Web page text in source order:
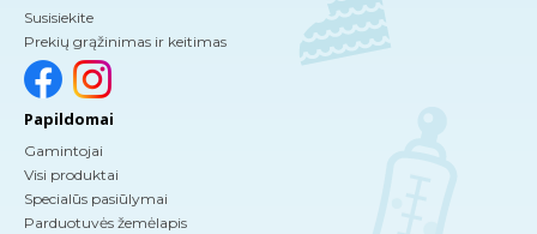
Susisiekite
Prekių grąžinimas ir keitimas
Papildomai
Gamintojai
Visi produktai
Specialūs pasiūlymai
Parduotuvės žemėlapis